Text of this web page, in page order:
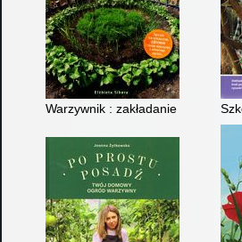
Warzywnik : zakładanie i